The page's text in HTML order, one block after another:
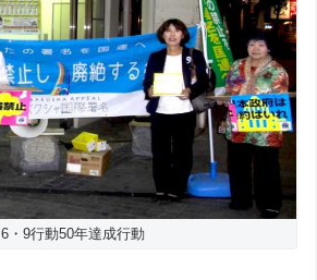
6・9行動50年達成行動